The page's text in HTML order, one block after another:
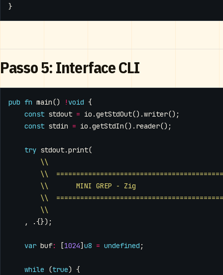
}
Passo 5: Interface CLI
pub fn main() ! void {
const stdout = io .getStdOut().writer();
const stdin = io .getStdIn(). reader();
try stdout.print(
\\
\\  ==========================================
\\       MINI GREP - Zig
\\  ==========================================
\\
,
.{});
var buf: [1024] u8 = undefined ;
while (true) {